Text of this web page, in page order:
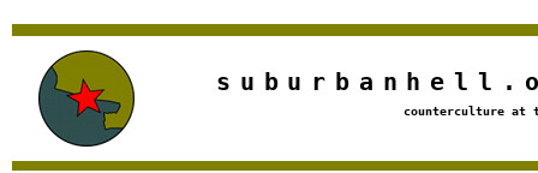
Jump to navigation
counterculture at